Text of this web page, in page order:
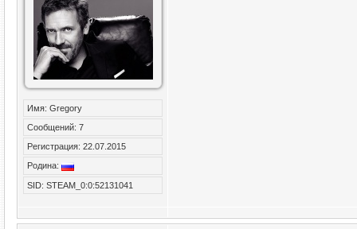
Имя: Gregory
Сообщений: 7
Регистрация: 22.07.2015
Родина:
SID: STEAM_0:0:52131041